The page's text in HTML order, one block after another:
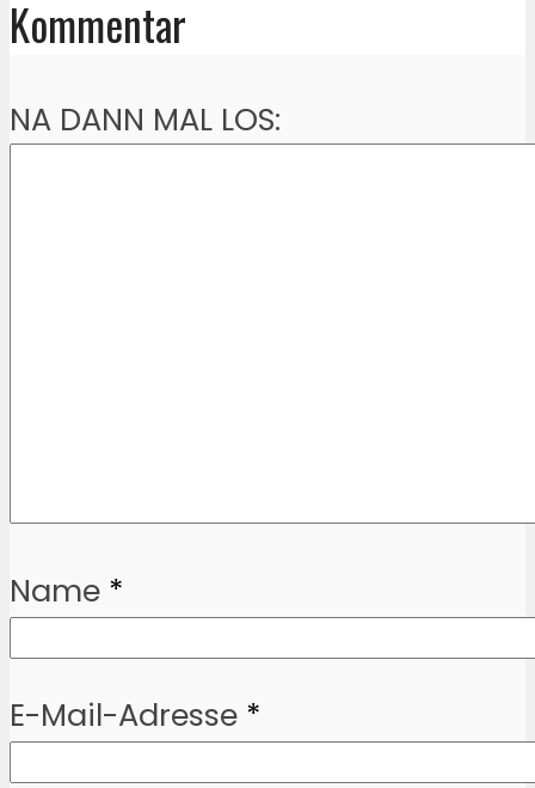
Kommentar
NA DANN MAL LOS:
Name *
E-Mail-Adresse *